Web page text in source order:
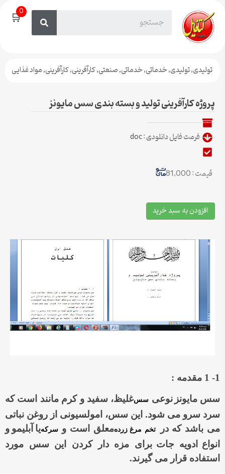
🛒0
تولیدی,تولیدی,خدماتی,خدماتی,صنعتی,کارآفرینی,کارآفرینی,مواد غذایی
پروژه کارآفرینی تولید و بسته بندی سس مایونز
فرمت فایل دانلودی : doc
قیمت : 81,000
افزودن به سبد خرید
1- 1 مقدمه :
سس مایونز نوعی سسغلیظ، سفید و کرم مانند است که
سرد سرو می شود. این سس، امولسیونی از روغن نباتی
می باشد که در
زرده تخم مرغ معلق است و سرکهیا آبلیمو و
انواع
ادویه جات برای مزه دار کردن این سس مورد
استفاده قرار می گیرند.